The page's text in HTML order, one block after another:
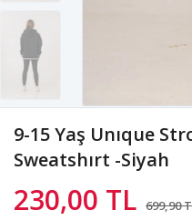
9-15 Yaş Unıque
Sweatshırt -Siyah
230,00 TL 699,90